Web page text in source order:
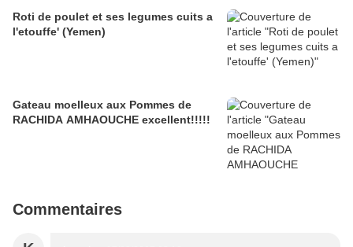
Roti de poulet et ses legumes cuits a
l'etouffe' (Yemen)
Gateau moelleux aux Pommes de
RACHIDA AMHAOUCHE excellent!!!!!
Commentaires